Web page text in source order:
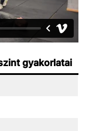
gyakorlatai